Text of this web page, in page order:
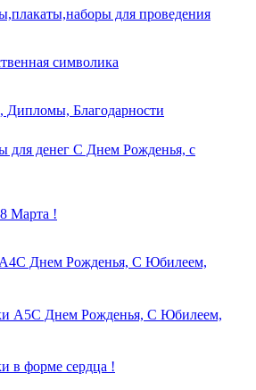
для проведения
символика
Дипломы, Благодарности
для денег С Днем Рожденья, с
Марта !
Днем Рожденья, С Юбилеем,
А5С Днем Рожденья, С Юбилеем,
в форме сердца !